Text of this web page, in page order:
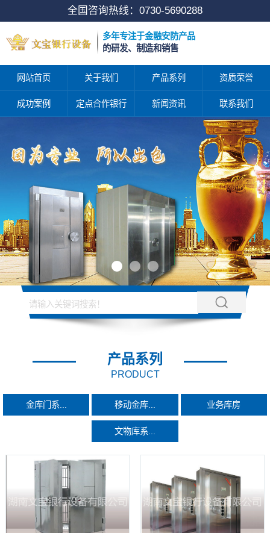
全国咨询热线： 0730-5690288
多年专注于金融安防产品
的研发、制造和销售
网站首页 关于我们 产品系列 资质荣誉
成功案例 定点合作银行 新闻资讯 联系我们
产品系列
PRODUCT
金库门系... 移动金库... 业务库房
文物库系...